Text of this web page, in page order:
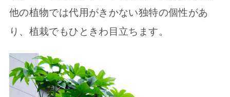
他の植物では代用がきかない独特の個性があ
り、植栽でもひときわ目立ちます。